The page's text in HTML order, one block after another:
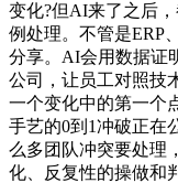
变化?但AI来了之后
例处理。不管是ERP
分享。AI会用数据证
公司，让员工对照技
一个变化中的第一个
手艺的0到1冲破正在
么多团队冲突要处理
化、反复性的操做和